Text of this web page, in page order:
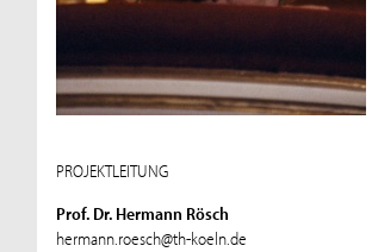
PROJEKTLEITUNG
Prof. Dr. Hermann Rösch
hermann.roesch@th-koeln.de